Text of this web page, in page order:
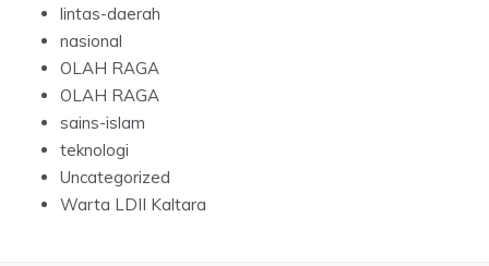
lintas-daerah
nasional
OLAH RAGA
OLAH RAGA
sains-islam
teknologi
Uncategorized
Warta LDII Kaltara